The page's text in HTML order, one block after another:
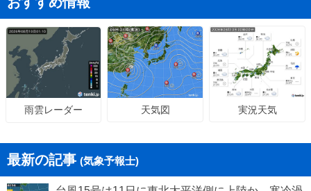
雨雲レーダー 天気図 実況天気
最新の記事 (気象予報士)